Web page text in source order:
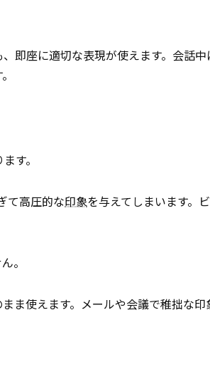
即座に適切な表現が使えます。会話
す。
て高圧的な印象を与えてしまいます。
。
ま使えます。メールや会議で稚拙な印